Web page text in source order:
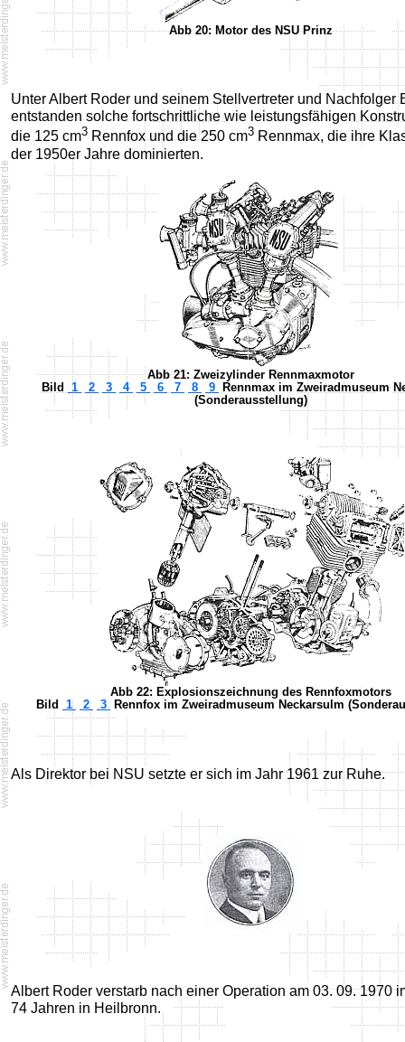
Abb 20: Motor des NSU Prinz
Unter Albert Roder und seinem Stellvertreter und Nachfolger
entstanden solche fortschrittliche wie leistungsfähigen
die 125 cm3 Rennfox und die 250 cm3 Rennmax, die ihre
der 1950er Jahre dominierten.
Abb 21: Zweizylinder Rennmaxmotor
Bild
1 2 3 4 5 6 7 8 9
Rennmax im Zweiradmuseum
(Sonderausstellung)
Abb 22: Explosionszeichnung des Rennfoxmotors
Bild
1 2 3 Rennfox im Zweiradmuseum Neckarsulm
Als Direktor bei NSU setzte er sich im Jahr 1961 zur Ruhe.
Albert Roder verstarb nach einer Operation am 03. 09. 1970
74 Jahren in Heilbronn.